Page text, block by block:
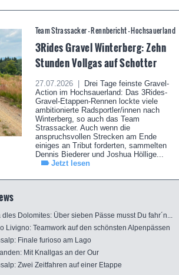
Team Strassacker - Rennbericht - Hochsauerland
3Rides Gravel Winterberg: Zehn
Stunden Vollgas auf Schotter
27.07.2026 |
Drei Tage feinste Gravel-
Action im Hochsauerland: Das 3Rides-
Gravel-Etappen-Rennen lockte viele
ambitionierte Radsportler/innen nach
Winterberg, so auch das Team
Strassacker. Auch wenn die
anspruchsvollen Strecken am Ende
einiges an Tribut forderten, sammelten
Dennis Biederer und Joshua Höllige...
Jetzt lesen
Dolomites: Über sieben Pässe musst Du fahr´n...
Livigno: Teamwork auf den schönsten Alpenpässen
Finale furioso am Lago
Mit Knallgas an der Our
Zwei Zeitfahren auf einer Etappe